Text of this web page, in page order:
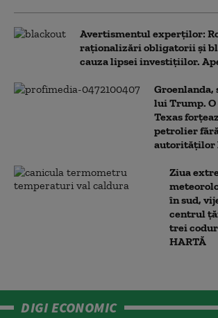
Avertismentul experților:
raționalizări obligatorii și
cauza lipsei investițiilor.
Groenlanda,
lui Trump.
Texas
petrolier
autorităților
Ziua
în sud,
centrul
trei
HARTĂ
DIGI ECONOMIC